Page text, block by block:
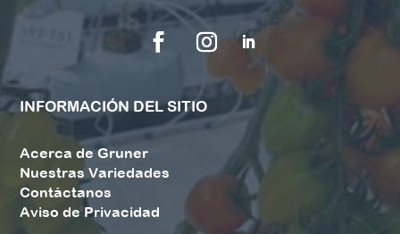
INFORMACIÓN DEL SITIO
Acerca de Gruner
Nuestras Variedades
Contáctanos
Aviso de Privacidad